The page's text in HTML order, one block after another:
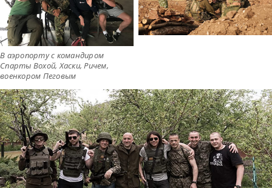
В аэропорту с командиром
Спарты Вохой, Хаски, Ричем,
военкором Пеговым